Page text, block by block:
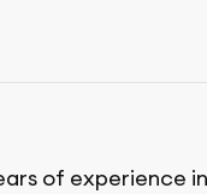
of experience